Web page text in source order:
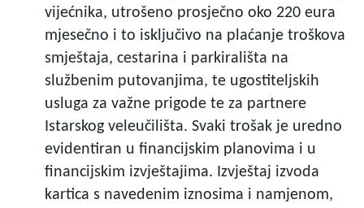
vijećnika, utrošeno prosječno oko 220 eura
mjesečno i to isključivo na plaćanje troškova
smještaja, cestarina i parkirališta na
službenim putovanjima, te ugostiteljskih
usluga za važne prigode te za partnere
Istarskog veleučilišta. Svaki trošak je uredno
evidentiran u financijskim planovima i u
financijskim izvještajima. Izvještaj izvoda
kartica s navedenim iznosima i namjenom,